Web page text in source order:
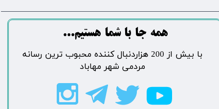
​​​همه جا با شما هستیم...​​​​​​​​​​​​​​
​با بیش از 200 هزاردنبال کننده محبوب ترین رسانه
مردمی شهر مهاباد​​​​​​​​​​​​​​